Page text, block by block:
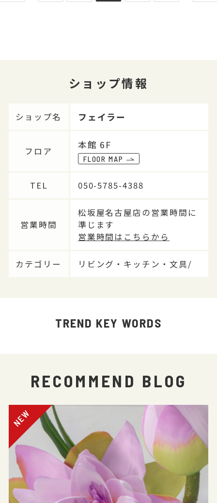
ショップ情報
ショップ名 フェイラー
フロア
本館 6F
FLOOR MAP
TEL 050-5785-4388
営業時間
松坂屋名古屋店の営業時間に
準じます
営業時間はこちらから
カテゴリー リビング・キッチン・文具/
TREND KEY WORDS
RECOMMEND BLOG